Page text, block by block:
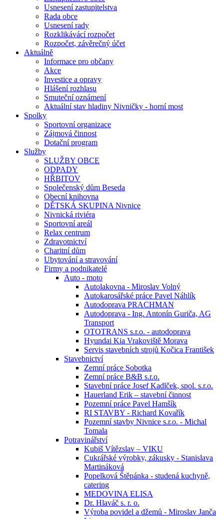
Usnesení zastupitelstva
Rada obce
Usnesení rady
Rozklikávácí rozpočet
Rozpočet, závěrečný účet
Aktuálně
Informace pro občany
Akce
Investice a opravy
Hlášení rozhlasu
Smuteční oznámení
Aktuální stav hladiny Nivničky - horní most
Spolky
Sportovní organizace
Zájmová činnost
Dotační program
Služby
SLUŽBY OBCE
ODPADY
HŘBITOV
Společenský dům Beseda
Obecní knihovna
DĚTSKÁ SKUPINA Nivnice
Nivnická riviéra
Sportovní areál
Relax centrum
Zdravotnictví
Charitní dům
Ubytování a stravování
Firmy a podnikatelé
Auto - moto
Autolakovna - Miroslav Volný
Autokarosářské práce Pavel Náhlík
Autodoprava PRACHMAN
Autodoprava - Ing. Antonín Guriča, AG
Transport
OTOTRANS s.r.o. - autodoprava
Hyundai Kia Vrakoviště Morava
Servis stavebních strojů Kočica František
Stavebnictví
Zemní práce Sobotka
Zemní práce B&B s.r.o.
Stavební práce Josef Kadlček, spol. s.r.o.
Hauerland Erik – stavební činnost
Pozemní práce Pavel Hamšík
RI STAVBY - Richard Kovařík
Pozemní stavby Nivnice s.r.o. - Michal
Tomala
Potravinářství
Kubiš Vítězslav – VIKU
Cukrářské výrobky, zákusky - Stanislava
Martináková
Popelková Štěpánka - studená kuchyně,
catering
MEDOVINA ELISA
Dr. Hlaváč s. r. o.
Výroba povidel a džemů - Miroslav Janča